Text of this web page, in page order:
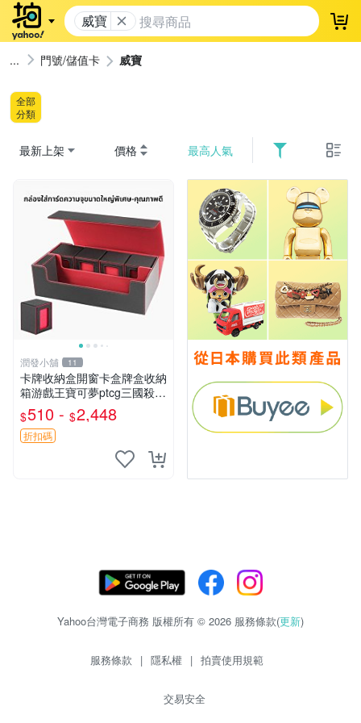
威寶 登
門號/儲值卡 威寶
全部
分類
最新上架 價格 最高人氣
潤發小舖 11
卡牌收納盒開窗卡盒牌盒收納
箱游戲王寶可夢ptcg三國殺海
賊王dtcg
$510 - $2,448
折扣碼
Yahoo台灣電子商務 版權所有 © 2026 服務條款(更新)
服務條款 | 隱私權 | 拍賣使用規範
交易安全